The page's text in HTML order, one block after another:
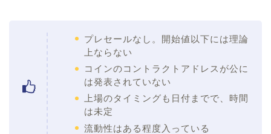
プレセールなし。開始値以下には理論
上ならない
コインのコントラクトアドレスが公に
は発表されていない
上場のタイミングも日付までで、時間
は未定
流動性はある程度入っている